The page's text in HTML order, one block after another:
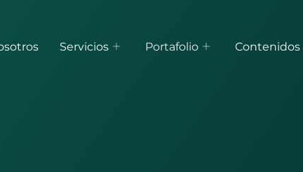
Servicios Portafolio Contenidos